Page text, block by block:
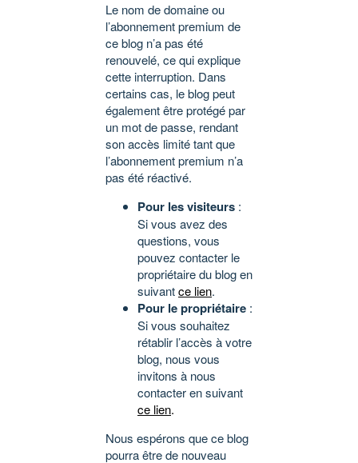
Le nom de domaine ou
l’abonnement premium de
ce blog n’a pas été
renouvelé, ce qui explique
cette interruption. Dans
certains cas, le blog peut
également être protégé par
un mot de passe, rendant
son accès limité tant que
l’abonnement premium n’a
pas été réactivé.
Pour les visiteurs :
Si vous avez des
questions, vous
pouvez contacter le
propriétaire du blog en
suivantce lien.
Pour le propriétaire :
Si vous souhaitez
rétablir l’accès à votre
blog, nous vous
invitons à nous
contacter en suivant
ce lien.
Nous espérons que ce blog
pourra être de nouveau